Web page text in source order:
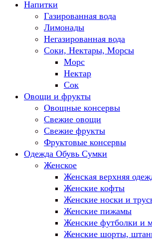
Напитки
Газированная вода
Лимонады
Негазированная вода
Соки, Нектары, Морсы
Морс
Нектар
Сок
Овощи и фрукты
Овощные консервы
Свежие овощи
Свежие фрукты
Фруктовые консервы
Одежда Обувь Сумки
Женское
Женская верхняя
Женские кофты
Женские носки и
Женские пижамы
Женские футболки и
Женские шорты,